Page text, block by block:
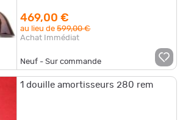
469,00 €
au lieu de599,00 €
Achat Immédiat
Neuf - Sur commande
1 douille amortisseurs 280 rem